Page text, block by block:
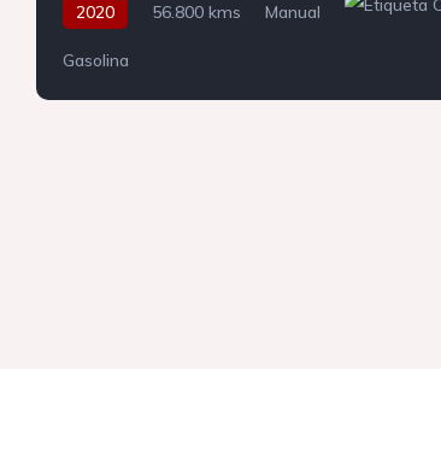
2020 56.800 kms Manual
Gasolina